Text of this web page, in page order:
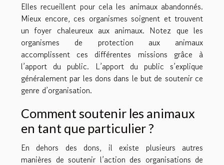
Elles recueillent pour cela les animaux abandonnés.
Mieux encore, ces organismes soignent et trouvent
un foyer chaleureux aux animaux. Notez que les
organismes de protection aux animaux
accomplissent ces différentes missions grâce à
l’apport du public. L’apport du public s’explique
généralement par les dons dans le but de soutenir ce
genre d’organisation.
Comment soutenir les animaux
en tant que particulier ?
En dehors des dons, il existe plusieurs autres
manières de soutenir l’action des organisations de